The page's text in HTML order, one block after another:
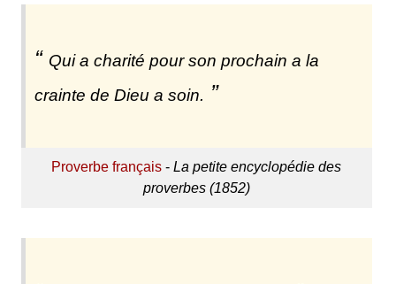
Qui a charité pour son prochain a la
crainte de Dieu a soin.
Proverbe français -La petite encyclopédie des
proverbes (1852)